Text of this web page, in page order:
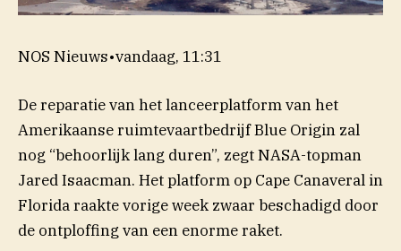
NOS Nieuws•vandaag, 11:31
De reparatie van het lanceerplatform van het
Amerikaanse ruimtevaartbedrijf Blue Origin zal
nog “behoorlijk lang duren”, zegt NASA-topman
Jared Isaacman. Het platform op Cape Canaveral in
Florida raakte vorige week zwaar beschadigd door
de ontploffing van een enorme raket.